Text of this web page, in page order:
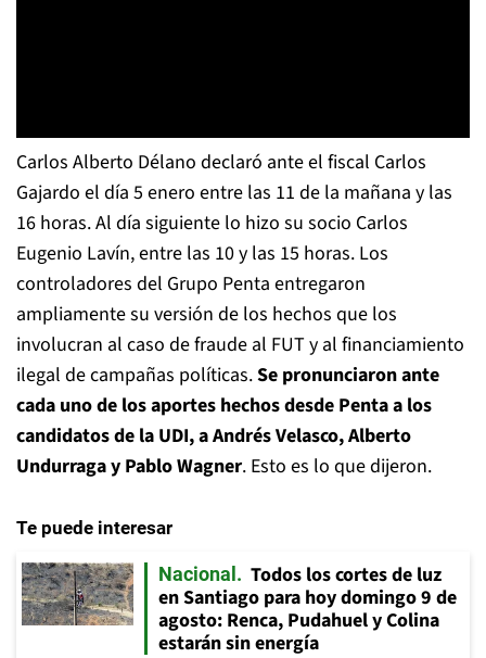
Carlos Alberto Délano declaró ante el fiscal Carlos
Gajardo el día 5 enero entre las 11 de la mañana y las
16 horas. Al día siguiente lo hizo su socio Carlos
Eugenio Lavín, entre las 10 y las 15 horas. Los
controladores del Grupo Penta entregaron
ampliamente su versión de los hechos que los
involucran al caso de fraude al FUT y al financiamiento
ilegal de campañas políticas.Se pronunciaron ante
cada uno de los aportes hechos desde Penta a los
candidatos de la UDI, a Andrés Velasco, Alberto
Undurraga y Pablo Wagner. Esto es lo que dijeron.
Te puede interesar
Nacional
Todos los cortes de luz
en Santiago para hoy domingo 9 de
agosto: Renca, Pudahuel y Colina
estarán sin energía